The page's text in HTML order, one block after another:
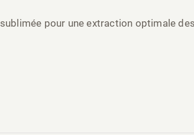
pour une extraction optimale